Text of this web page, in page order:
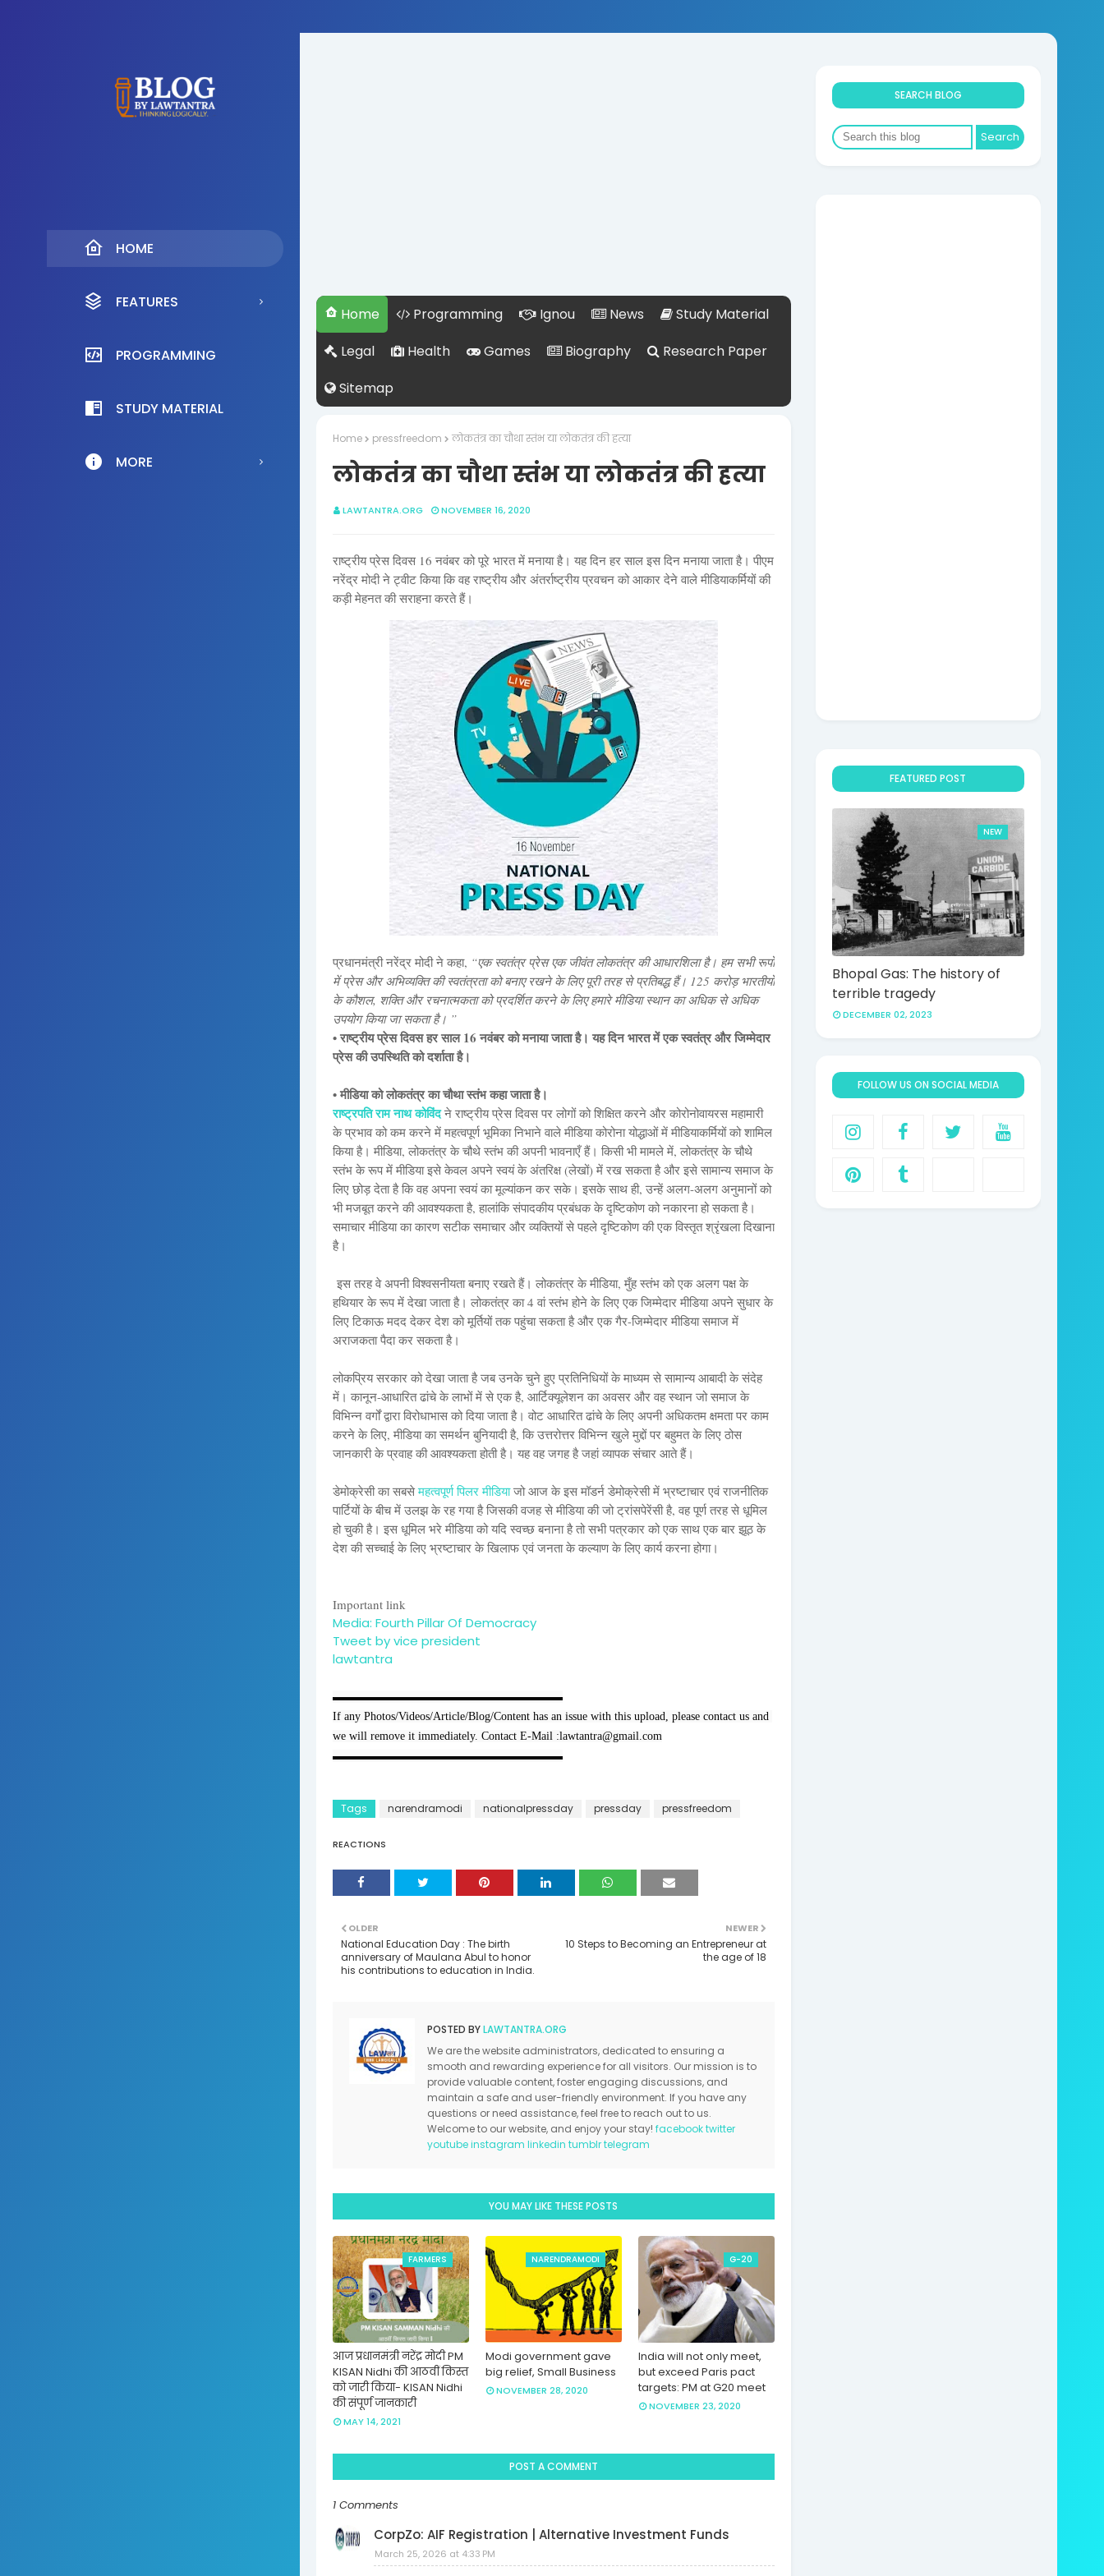
HOME
FEATURES
PROGRAMMING
STUDY MATERIAL
MORE
Home Programming Ignou News
Study Material
Legal
Health Games Biography
Research Paper
Sitemap
Home pressfreedom लोकतंत्र का चौथा स्तंभ या लोकतंत्र की हत्या
लोकतंत्र का चौथा स्तंभ या लोकतंत्र की हत्या
LAWTANTRA.ORG NOVEMBER 16, 2020
राष्ट्रीय प्रेस दिवस 16 नवंबर को पूरे भारत में मनाया है। यह दिन हर साल इस दिन मनाया जाता है। पीएम
नरेंद्र मोदी ने ट्वीट किया कि वह राष्ट्रीय और अंतर्राष्ट्रीय प्रवचन को आकार देने वाले मीडियाकर्मियों की
कड़ी मेहनत की सराहना करते हैं।
प्रधानमंत्री नरेंद्र मोदी ने कहा, “एक स्वतंत्र प्रेस एक जीवंत लोकतंत्र की आधारशिला है। हम सभी रूपों
में प्रेस और अभिव्यक्ति की स्वतंत्रता को बनाए रखने के लिए पूरी तरह से प्रतिबद्ध हैं। 125 करोड़ भारतीयों
के कौशल, शक्ति और रचनात्मकता को प्रदर्शित करने के लिए हमारे मीडिया स्थान का अधिक से अधिक
उपयोग किया जा सकता है। ”
• राष्ट्रीय प्रेस दिवस हर साल 16 नवंबर को मनाया जाता है। यह दिन भारत में एक स्वतंत्र और जिम्मेदार
प्रेस की उपस्थिति को दर्शाता है।
• मीडिया को लोकतंत्र का चौथा स्तंभ कहा जाता है।
राष्ट्रपति राम नाथ कोविंदने राष्ट्रीय प्रेस दिवस पर लोगों को शिक्षित करने और कोरोनोवायरस महामारी
के प्रभाव को कम करने में महत्वपूर्ण भूमिका निभाने वाले मीडिया कोरोना योद्धाओं में मीडियाकर्मियों को शामिल
किया है। मीडिया, लोकतंत्र के चौथे स्तंभ की अपनी भावनाएँ हैं। किसी भी मामले में, लोकतंत्र के चौथे
स्तंभ के रूप में मीडिया इसे केवल अपने स्वयं के अंतरिक्ष (लेखों) में रख सकता है और इसे सामान्य समाज के
लिए छोड़ देता है कि वह अपना स्वयं का मूल्यांकन कर सके। इसके साथ ही, उन्हें अलग-अलग अनुमानों को
भी मजबूत करने की आवश्यकता है, हालांकि संपादकीय प्रबंधक के दृष्टिकोण को नकारना हो सकता है।
समाचार मीडिया का कारण सटीक समाचार और व्यक्तियों से पहले दृष्टिकोण की एक विस्तृत श्रृंखला दिखाना
है।
इस तरह वे अपनी विश्वसनीयता बनाए रखते हैं। लोकतंत्र के मीडिया, मुँह स्तंभ को एक अलग पक्ष के
हथियार के रूप में देखा जाता है। लोकतंत्र का 4 वां स्तंभ होने के लिए एक जिम्मेदार मीडिया अपने सुधार के
लिए टिकाऊ मदद देकर देश को मूर्तियों तक पहुंचा सकता है और एक गैर-जिम्मेदार मीडिया समाज में
अराजकता पैदा कर सकता है।
लोकप्रिय सरकार को देखा जाता है जब उनके चुने हुए प्रतिनिधियों के माध्यम से सामान्य आबादी के संदेह
में। कानून-आधारित ढांचे के लाभों में से एक है, आर्टिक्यूलेशन का अवसर और वह स्थान जो समाज के
विभिन्न वर्गों द्वारा विरोधाभास को दिया जाता है। वोट आधारित ढांचे के लिए अपनी अधिकतम क्षमता पर काम
करने के लिए, मीडिया का समर्थन बुनियादी है, कि उत्तरोत्तर विभिन्न खुले मुद्दों पर बहुमत के लिए ठोस
जानकारी के प्रवाह की आवश्यकता होती है। यह वह जगह है जहां व्यापक संचार आते हैं।
डेमोक्रेसी का सबसेमहत्वपूर्ण पिलर मीडियाजो आज के इस मॉडर्न डेमोक्रेसी में भ्रष्टाचार एवं राजनीतिक
पार्टियों के बीच में उलझ के रह गया है जिसकी वजह से मीडिया की जो ट्रांसपेरेंसी है, वह पूर्ण तरह से धूमिल
हो चुकी है। इस धूमिल भरे मीडिया को यदि स्वच्छ बनाना है तो सभी पत्रकार को एक साथ एक बार झूठ के
देश की सच्चाई के लिए भ्रष्टाचार के खिलाफ एवं जनता के कल्याण के लिए कार्य करना होगा।
Important link
Media: Fourth Pillar Of Democracy
Tweet by vice president
lawtantra
▬▬▬▬▬▬▬▬▬▬▬▬▬▬▬▬▬▬▬▬
If any Photos/Videos/Article/Blog/Content has an issue with this upload, please contact us and
we will remove it immediately. Contact E-Mail :lawtantra@gmail.com
▬▬▬▬▬▬▬▬▬▬▬▬▬▬▬▬▬▬▬▬
Tags narendramodi nationalpressday pressday pressfreedom
REACTIONS
NEWER
10 Steps to Becoming an Entrepreneur at
the age of 18
OLDER
National Education Day : The birth
anniversary of Maulana Abul to honor
his contributions to education in India.
POSTED BYLAWTANTRA.ORG
We are the website administrators, dedicated to ensuring a
smooth and rewarding experience for all visitors. Our mission is to
provide valuable content, foster engaging discussions, and
maintain a safe and user-friendly environment. If you have any
questions or need assistance, feel free to reach out to us.
Welcome to our website, and enjoy your stay! facebook twitter
youtube instagram linkedin tumblr telegram
YOU MAY LIKE THESE POSTS
FARMERS
आज प्रधानमंत्री नरेंद्र मोदी PM
KISAN Nidhi की आठवीं किस्त
को जारी किया- KISAN Nidhi
की संपूर्ण जानकारी
MAY 14, 2021
NARENDRAMODI
Modi government gave
big relief, Small Business
NOVEMBER 28, 2020
G-20
India will not only meet,
but exceed Paris pact
targets: PM at G20 meet
NOVEMBER 23, 2020
POST A COMMENT
1 Comments
CorpZo: AIF Registration | Alternative Investment Funds
March 25, 2026 at 4:33 PM
SEARCH BLOG
FEATURED POST
NEW
Bhopal Gas: The history of
terrible tragedy
DECEMBER 02, 2023
FOLLOW US ON SOCIAL MEDIA